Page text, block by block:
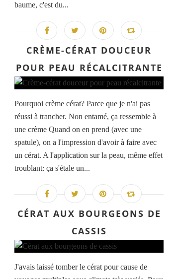
baume, c'est du...
CRÈME-CÉRAT DOUCEUR
POUR PEAU RÉCALCITRANTE
Pourquoi crème cérat? Parce que je n'ai pas
réussi à trancher. Non entamé, ça ressemble à
une crème Quand on en prend (avec une
spatule), on a l'impression d'avoir à faire avec
un cérat. A l'application sur la peau, même effet
troublant: ça s'étale un...
CÉRAT AUX BOURGEONS DE
CASSIS
J'avais laissé tomber le cérat pour cause de